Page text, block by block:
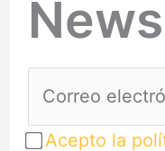
Acepto la